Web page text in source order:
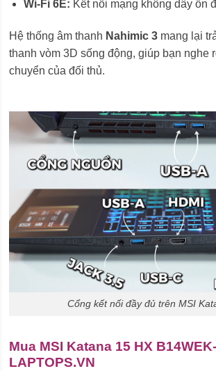
Wi-Fi 6E: Kết nối mạng không dây ổn
Hệ thống âm thanh Nahimic 3 mang lại
thanh vòm 3D sống động, giúp bạn nghe
chuyển của đối thủ.
Cổng kết nối đầy đủ trên MSI
Mua MSI Katana 15 HX
LAPTOPS.VN